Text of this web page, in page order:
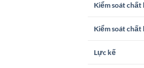
Kiểm soát
Kiểm soát
Lực kế